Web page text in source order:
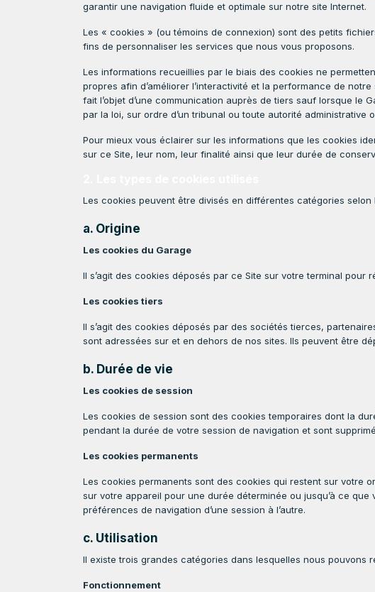
garantir une navigation fluide et optimale sur notre site Internet.
Les « cookies » (ou témoins de connexion) sont des petits
fins de personnaliser les services que nous vous proposons.
Les informations recueillies par le biais des cookies ne
propres afin d’améliorer l’interactivité et la performance de
fait l’objet d’une communication auprès de tiers sauf lorsque
par la loi, sur ordre d’un tribunal ou toute autorité administrative
Pour mieux vous éclairer sur les informations que les cookies
sur ce Site, leur nom, leur finalité ainsi que leur durée de
Les cookies peuvent être divisés en différentes catégories
a. Origine
Les cookies du Garage
Il s’agit des cookies déposés par ce Site sur votre terminal pour
Les cookies tiers
Il s’agit des cookies déposés par des sociétés tierces,
sont adressées sur et en dehors de nos sites. Ils peuvent être
b. Durée de vie
Les cookies de session
Les cookies de session sont des cookies temporaires dont la
pendant la durée de votre session de navigation et sont
Les cookies permanents
Les cookies permanents sont des cookies qui restent sur votre
sur votre appareil pour une durée déterminée ou jusqu’à ce
préférences de navigation d’une session à l’autre.
c. Utilisation
Il existe trois grandes catégories dans lesquelles nous pouvons
Fonctionnement